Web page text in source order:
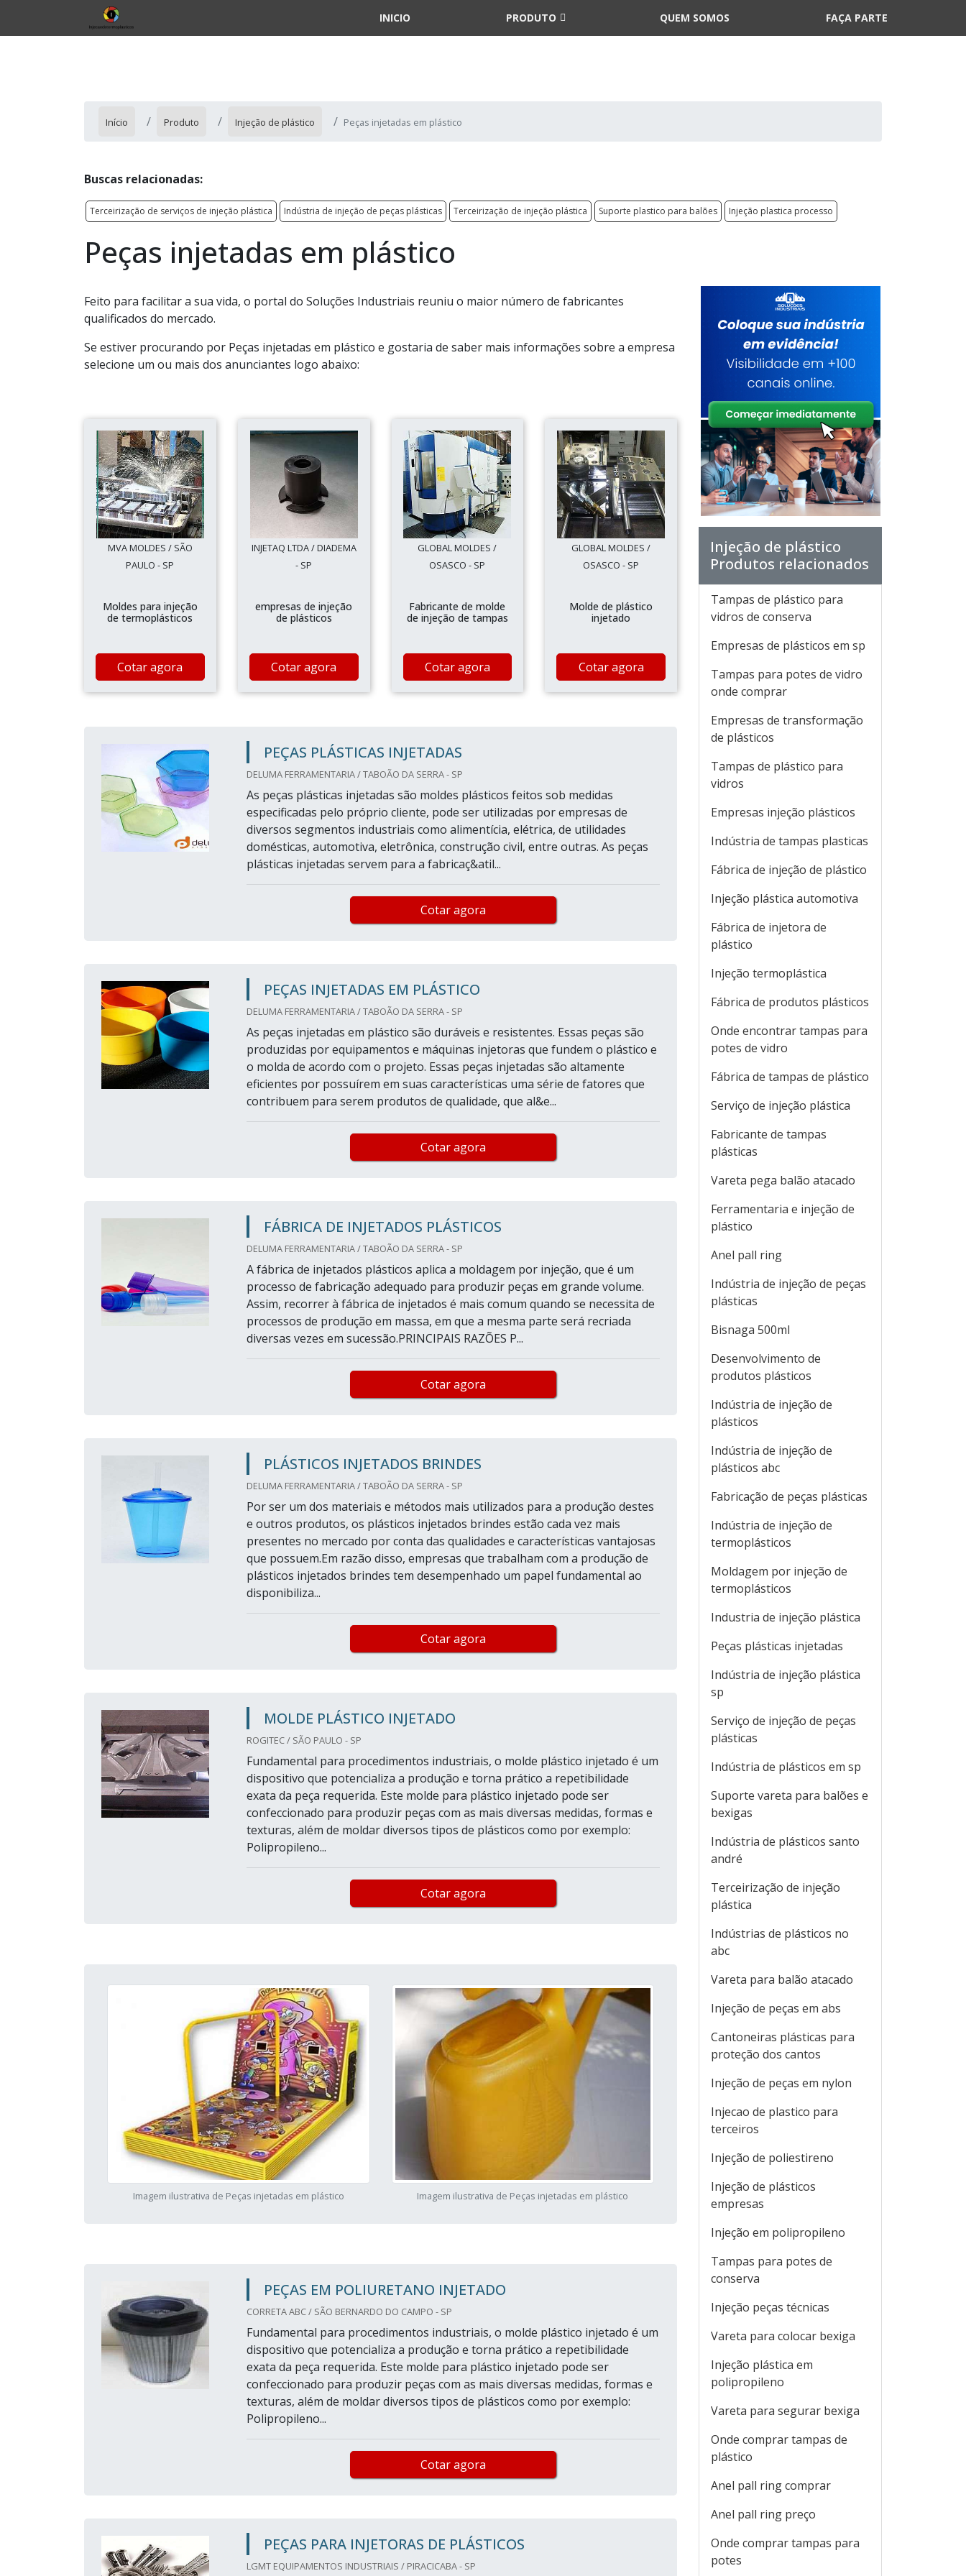
INICIO PRODUTO QUEM SOMOS FAÇA PARTE
Início Produto Injeção de plástico Peças injetadas em plástico
Buscas relacionadas:
Terceirização de serviços de injeção plástica Indústria de injeção de peças plásticas Terceirização de injeção plástica Suporte plastico para balões Injeção plastica processo
Peças injetadas em plástico
Feito para facilitar a sua vida, o portal do Soluções Industriais reuniu o maior número de fabricantes
qualificados do mercado.
Se estiver procurando por Peças injetadas em plástico e gostaria de saber mais informações sobre a empresa
selecione um ou mais dos anunciantes logo abaixo:
MVA MOLDES / SÃO
PAULO - SP
Moldes para injeção
de termoplásticos
Cotar agora
INJETAQ LTDA / DIADEMA
- SP
empresas de injeção
de plásticos
Cotar agora
GLOBAL MOLDES /
OSASCO - SP
Fabricante de molde
de injeção de tampas
Cotar agora
GLOBAL MOLDES /
OSASCO - SP
Molde de plástico
injetado
Cotar agora
PEÇAS PLÁSTICAS INJETADAS
DELUMA FERRAMENTARIA / TABOÃO DA SERRA - SP
As peças plásticas injetadas são moldes plásticos feitos sob medidas
especificadas pelo próprio cliente, pode ser utilizadas por empresas de
diversos segmentos industriais como alimentícia, elétrica, de utilidades
domésticas, automotiva, eletrônica, construção civil, entre outras. As peças
plásticas injetadas servem para a fabricaç&atil...
Cotar agora
PEÇAS INJETADAS EM PLÁSTICO
DELUMA FERRAMENTARIA / TABOÃO DA SERRA - SP
As peças injetadas em plástico são duráveis e resistentes. Essas peças são
produzidas por equipamentos e máquinas injetoras que fundem o plástico e
o molda de acordo com o projeto. Essas peças injetadas são altamente
eficientes por possuírem em suas características uma série de fatores que
contribuem para serem produtos de qualidade, que al&e...
Cotar agora
FÁBRICA DE INJETADOS PLÁSTICOS
DELUMA FERRAMENTARIA / TABOÃO DA SERRA - SP
A fábrica de injetados plásticos aplica a moldagem por injeção, que é um
processo de fabricação adequado para produzir peças em grande volume.
Assim, recorrer à fábrica de injetados é mais comum quando se necessita de
processos de produção em massa, em que a mesma parte será recriada
diversas vezes em sucessão.PRINCIPAIS RAZÕES P...
Cotar agora
PLÁSTICOS INJETADOS BRINDES
DELUMA FERRAMENTARIA / TABOÃO DA SERRA - SP
Por ser um dos materiais e métodos mais utilizados para a produção destes
e outros produtos, os plásticos injetados brindes estão cada vez mais
presentes no mercado por conta das qualidades e características vantajosas
que possuem.Em razão disso, empresas que trabalham com a produção de
plásticos injetados brindes tem desempenhado um papel fundamental ao
disponibiliza...
Cotar agora
MOLDE PLÁSTICO INJETADO
ROGITEC / SÃO PAULO - SP
Fundamental para procedimentos industriais, o molde plástico injetado é um
dispositivo que potencializa a produção e torna prático a repetibilidade
exata da peça requerida. Este molde para plástico injetado pode ser
confeccionado para produzir peças com as mais diversas medidas, formas e
texturas, além de moldar diversos tipos de plásticos como por exemplo:
Polipropileno...
Cotar agora
Imagem ilustrativa de Peças injetadas em plástico Imagem ilustrativa de Peças injetadas em plástico
PEÇAS EM POLIURETANO INJETADO
CORRETA ABC / SÃO BERNARDO DO CAMPO - SP
Fundamental para procedimentos industriais, o molde plástico injetado é um
dispositivo que potencializa a produção e torna prático a repetibilidade
exata da peça requerida. Este molde para plástico injetado pode ser
confeccionado para produzir peças com as mais diversas medidas, formas e
texturas, além de moldar diversos tipos de plásticos como por exemplo:
Polipropileno...
Cotar agora
PEÇAS PARA INJETORAS DE PLÁSTICOS
LGMT EQUIPAMENTOS INDUSTRIAIS / PIRACICABA - SP
Injeção de plástico
Produtos relacionados
Tampas de plástico para
vidros de conserva
Empresas de plásticos em sp
Tampas para potes de vidro
onde comprar
Empresas de transformação
de plásticos
Tampas de plástico para
vidros
Empresas injeção plásticos
Indústria de tampas plasticas
Fábrica de injeção de plástico
Injeção plástica automotiva
Fábrica de injetora de
plástico
Injeção termoplástica
Fábrica de produtos plásticos
Onde encontrar tampas para
potes de vidro
Fábrica de tampas de plástico
Serviço de injeção plástica
Fabricante de tampas
plásticas
Vareta pega balão atacado
Ferramentaria e injeção de
plástico
Anel pall ring
Indústria de injeção de peças
plásticas
Bisnaga 500ml
Desenvolvimento de
produtos plásticos
Indústria de injeção de
plásticos
Indústria de injeção de
plásticos abc
Fabricação de peças plásticas
Indústria de injeção de
termoplásticos
Moldagem por injeção de
termoplásticos
Industria de injeção plástica
Peças plásticas injetadas
Indústria de injeção plástica
sp
Serviço de injeção de peças
plásticas
Indústria de plásticos em sp
Suporte vareta para balões e
bexigas
Indústria de plásticos santo
andré
Terceirização de injeção
plástica
Indústrias de plásticos no
abc
Vareta para balão atacado
Injeção de peças em abs
Cantoneiras plásticas para
proteção dos cantos
Injeção de peças em nylon
Injecao de plastico para
terceiros
Injeção de poliestireno
Injeção de plásticos
empresas
Injeção em polipropileno
Tampas para potes de
conserva
Injeção peças técnicas
Vareta para colocar bexiga
Injeção plástica em
polipropileno
Vareta para segurar bexiga
Onde comprar tampas de
plástico
Anel pall ring comprar
Anel pall ring preço
Onde comprar tampas para
potes